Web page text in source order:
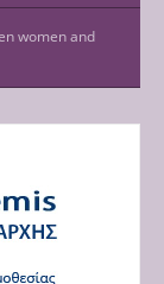
women and